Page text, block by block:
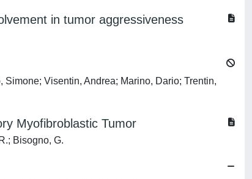
in tumor aggressiveness
Visentin, Andrea; Marino, Dario; Trentin,
Myofibroblastic Tumor
Bisogno, G.